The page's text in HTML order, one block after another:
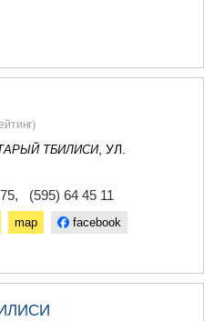
)
ТБИЛИСИ, УЛ.
, (595) 64 45 11
map facebook